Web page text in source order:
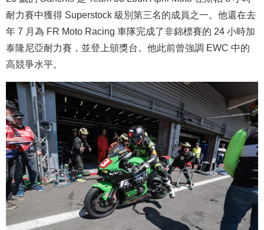
耐力賽中獲得 Superstock 級別第三名的成員之一。他還在去
年 7 月為 FR Moto Racing 車隊完成了非錦標賽的 24 小時加
泰隆尼亞耐力賽，並登上頒獎台。他此前曾強調 EWC 中的
高競爭水平。